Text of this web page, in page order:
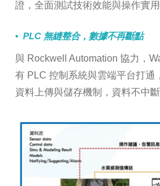
證，全面測試技術效能與操作實用
• PLC 無縫整合，數據不再斷點
與 Rockwell Automation 協力，
有 PLC 控制系統與雲端平台打通
資料上傳與儲存機制，資料不中